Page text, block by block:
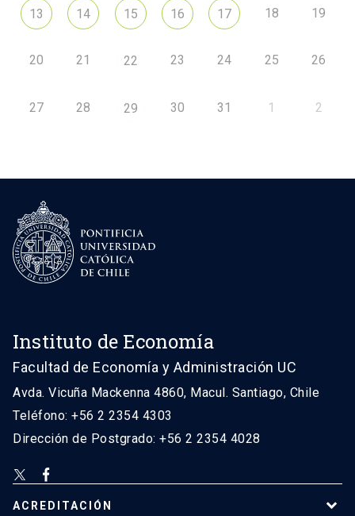
13 14 15 16 17 18 19
20 21 22 23 24 25 26
27 28 29 30 31 1 2
Instituto de Economía
Facultad de Economía y Administración UC
Avda. Vicuña Mackenna 4860, Macul. Santiago, Chile
Teléfono: +56 2 2354 4303
Dirección de Postgrado: +56 2 2354 4028
ACREDITACIÓN